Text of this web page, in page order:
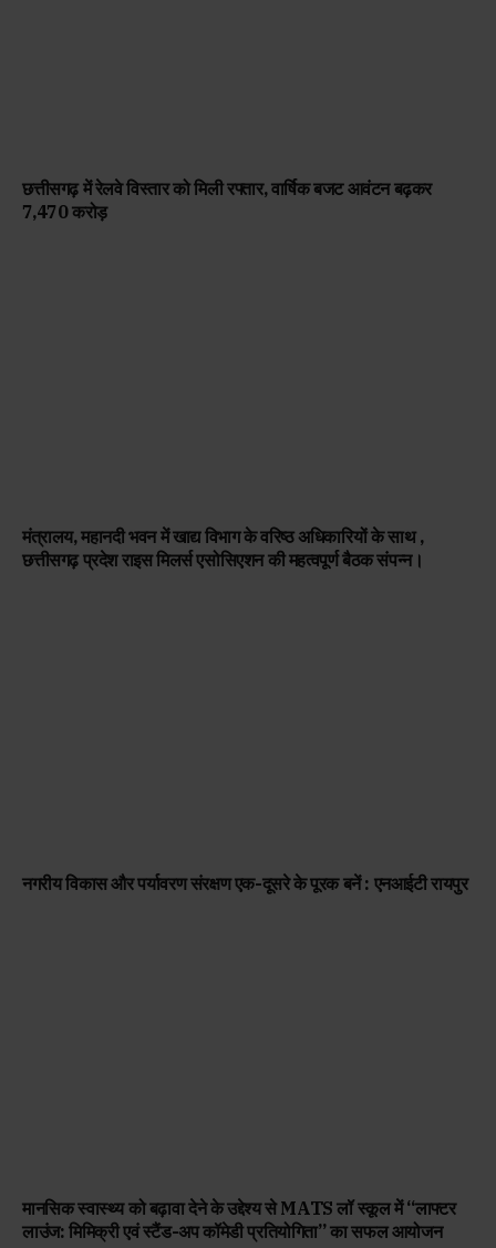
छत्तीसगढ़ में रेलवे विस्तार को मिली रफ्तार, वार्षिक बजट आवंटन बढ़कर
₹7,470 करोड़
मंत्रालय, महानदी भवन में खाद्य विभाग के वरिष्ठ अधिकारियों के साथ ,
छत्तीसगढ़ प्रदेश राइस मिलर्स एसोसिएशन की महत्वपूर्ण बैठक संपन्न।
नगरीय विकास और पर्यावरण संरक्षण एक-दूसरे के पूरक बनें : एनआईटी रायपुर
मानसिक स्वास्थ्य को बढ़ावा देने के उद्देश्य से MATS लॉ स्कूल में “लाफ्टर
लाउंज: मिमिक्री एवं स्टैंड-अप कॉमेडी प्रतियोगिता” का सफल आयोजन